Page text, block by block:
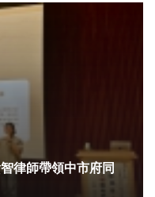
律師帶領中市府同